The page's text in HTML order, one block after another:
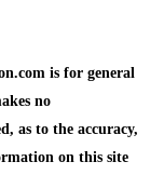
is for general
no
as to the accuracy,
on this site